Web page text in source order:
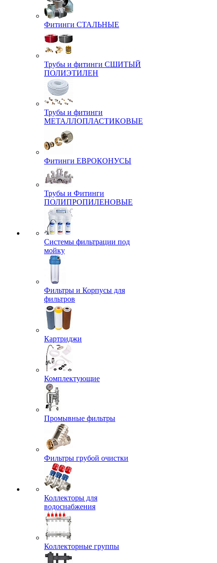
Фитинги СТАЛЬНЫЕ
Трубы и фитинги СШИТЫЙ
ПОЛИЭТИЛЕН
Трубы и фитинги
МЕТАЛЛОПЛАСТИКОВЫЕ
Фитинги ЕВРОКОНУСЫ
Трубы и Фитинги
ПОЛИПРОПИЛЕНОВЫЕ
Системы фильтрации под
мойку
Фильтры и Корпусы для
фильтров
Картриджи
Комплектующие
Промывные фильтры
Фильтры грубой очистки
Коллекторы для
водоснабжения
Коллекторные группы